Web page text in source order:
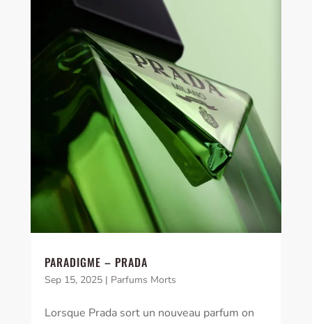
PARADIGME – PRADA
Sep 15, 2025| Parfums Morts
Lorsque Prada sort un nouveau parfum on